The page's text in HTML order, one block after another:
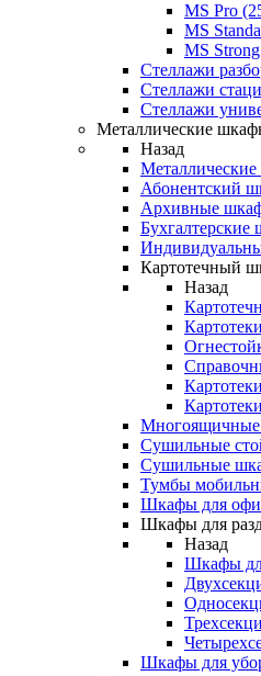
MS Pro
MS
MS
Стеллажи
Стеллажи
Стеллажи
Металлические
Назад
Абонентский
Архивные
Картотечный
Назад
Сушильные
Сушильные
Тумбы
Шкафы для
Шкафы для
Назад
Шкафы
Шкафы для